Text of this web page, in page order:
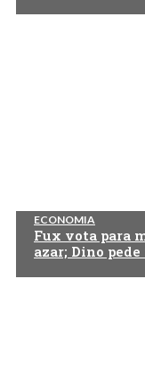
ECONOMIA
Fux vota para
azar; Dino